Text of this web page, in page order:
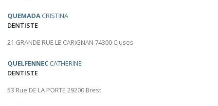
QUEMADA CRISTINA
DENTISTE
21 GRANDE RUE LE CARIGNAN 74300 Cluses
QUELFENNEC CATHERINE
DENTISTE
53 Rue DE LA PORTE 29200 Brest